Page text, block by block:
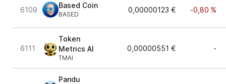
6109
Based Coin
BASED
0,00000123 € -0,80 %
6111
Token
Metrics AI
TMAI
0,00000551 € -
Pandu